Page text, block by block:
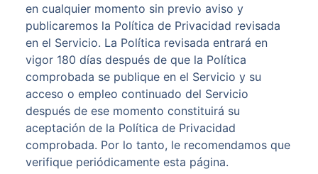
en cualquier momento sin previo aviso y
publicaremos la Política de Privacidad revisada
en el Servicio. La Política revisada entrará en
vigor 180 días después de que la Política
comprobada se publique en el Servicio y su
acceso o empleo continuado del Servicio
después de ese momento constituirá su
aceptación de la Política de Privacidad
comprobada. Por lo tanto, le recomendamos que
verifique periódicamente esta página.